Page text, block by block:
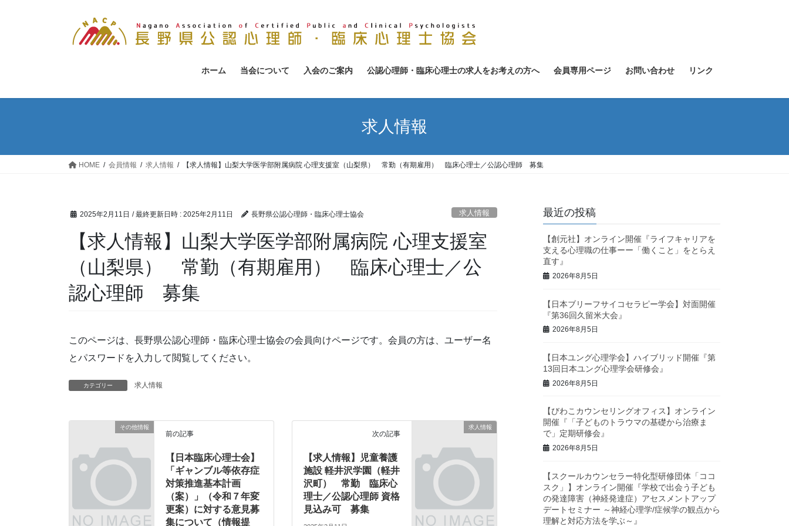
ホーム 当会について 入会のご案内 公認心理師・臨床心理士の求人をお考えの方へ 会員専用ページ お問い合わせ リンク
求人情報
HOME 会員情報 求人情報 【求人情報】山梨大学医学部附属病院 心理支援室（山梨県） 常勤（有期雇用） 臨床心理士／公認心理師 募集
2025年2月11日 / 最終更新日時 : 2025年2月11日 長野県公認心理師・臨床心理士協会 求人情報
【求人情報】山梨大学医学部附属病院 心理支援室
（山梨県） 常勤（有期雇用） 臨床心理士／公
認心理師 募集
このページは、長野県公認心理師・臨床心理士協会の会員向けページです。会員の方は、ユーザー名
とパスワードを入力して閲覧してください。
カテゴリー 求人情報
その他情報
前の記事
【日本臨床心理士会】
「ギャンブル等依存症
対策推進基本計画
（案）」（令和７年変
更案）に対する意見募
集について（情報提
求人情報
次の記事
【求人情報】児童養護
施設 軽井沢学園（軽井
沢町） 常勤 臨床心
理士／公認心理師 資格
見込み可 募集
最近の投稿
【創元社】オンライン開催『ライフキャリアを
支える心理職の仕事ーー「働くこと」をとらえ
直す』
2026年8月5日
【日本ブリーフサイコセラピー学会】対面開催
『第36回久留米大会』
2026年8月5日
【日本ユング心理学会】ハイブリッド開催『第
13回日本ユング心理学会研修会』
2026年8月5日
【びわこカウンセリングオフィス】オンライン
開催『「子どものトラウマの基礎から治療ま
で」定期研修会』
2026年8月5日
【スクールカウンセラー特化型研修団体「ココ
スク」】オンライン開催『学校で出会う子ども
の発達障害（神経発達症）アセスメントアップ
デートセミナー ～神経心理学/症候学の観点から
理解と対応方法を学ぶ～』